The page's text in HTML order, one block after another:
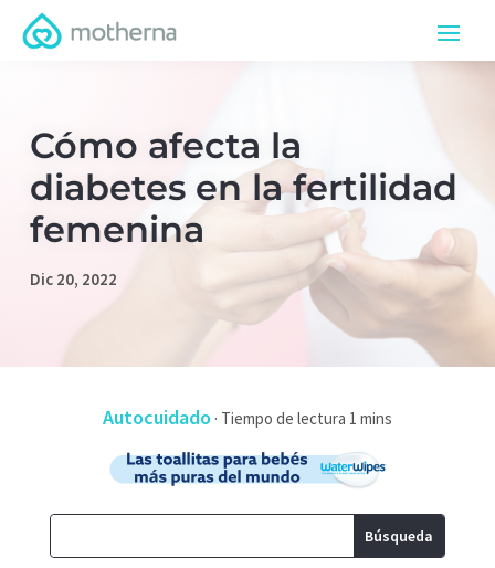
Cómo afecta la
diabetes en la fertilidad
femenina
Dic 20, 2022
Autocuidado ·